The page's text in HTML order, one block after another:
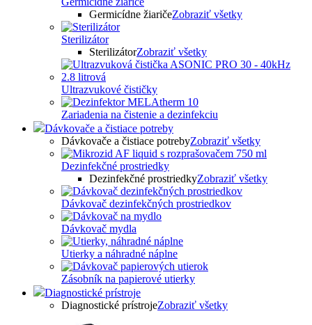
Germicídne žiaričeZobraziť všetky
Sterilizátor
SterilizátorZobraziť všetky
Ultrazvukové čističky
Zariadenia na čistenie a dezinfekciu
Dávkovače a čistiace potreby
Dávkovače a čistiace potrebyZobraziť všetky
Dezinfekčné prostriedky
Dezinfekčné prostriedkyZobraziť všetky
Dávkovač dezinfekčných prostriedkov
Dávkovač mydla
Utierky a náhradné náplne
Zásobník na papierové utierky
Diagnostické prístroje
Diagnostické prístrojeZobraziť všetky